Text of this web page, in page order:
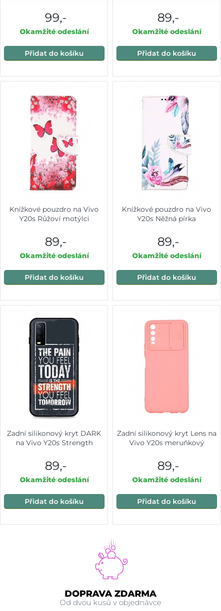
99,-
Okamžité odeslání
Přidat do košíku
89,-
Okamžité odeslání
Přidat do košíku
Knížkové pouzdro na Vivo
Y20s Růžoví motýlci
89,-
Okamžité odeslání
Přidat do košíku
Knížkové pouzdro na Vivo
Y20s Něžná pírka
89,-
Okamžité odeslání
Přidat do košíku
Zadní silikonový kryt DARK
na Vivo Y20s Strength
89,-
Okamžité odeslání
Přidat do košíku
Zadní silikonový kryt Lens na
Vivo Y20s meruňkový
89,-
Okamžité odeslání
Přidat do košíku
DOPRAVA ZDARMA
Od dvou kusů v objednávce